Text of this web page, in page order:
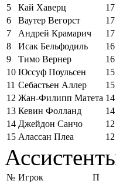
5
Кай Хаверц
17
6
Ваутер Вегорст
17
7
Андрей Крамарич
17
8
Исак Бельфодиль
16
9
Тимо Вернер
16
10 Юссуф Поульсен
15
11 Себастьен Аллер
15
12 Жан-Филипп Матета 14
13 Кевин Фолланд
14
14 Джейдон Санчо
12
15 Алассан Плеа 12
№ Игрок
П